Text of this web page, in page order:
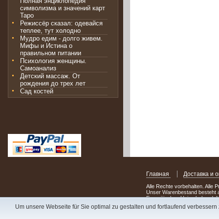
Um unsere Webseite für Sie optimal zu gestalten und fortlaufend
символизма и значений карт
Таро
Режиссёр сказал: одевайся
теплее, тут холодно
Мудро едим - долго живем.
Мифы и Истина о
правильном питании
Психология женщины.
Самоанализ
Детский массаж. От
рождения до трех лет
Сад костей
Главная Доставка и
Alle Rechte vorbehalten. Alle
Unser Warenbestand besteht
Europäischen Union
Сделав заказ сегодня, уже